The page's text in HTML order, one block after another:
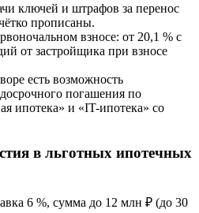
ключей и штрафов за перенос
прописаны.
взносе: от 20,1 % с
от застройщика при взносе
есть возможность
погашения по
ипотека» и «IT-ипотека» со
в льготных ипотечных
6 %, сумма до 12 млн ₽ (до 30